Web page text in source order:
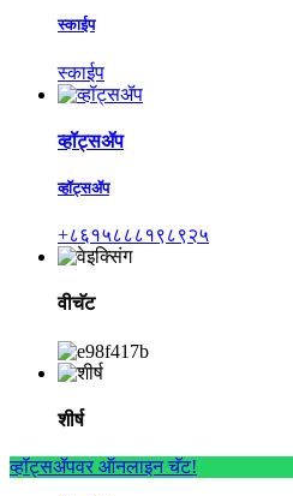
स्काईप
स्काईप
व्हॉट्सॲप
व्हॉट्सॲप
+८६१५८८८१९८९२५
वीचॅट
शीर्ष
व्हॉट्सॲपवर ऑनलाइन चॅट!